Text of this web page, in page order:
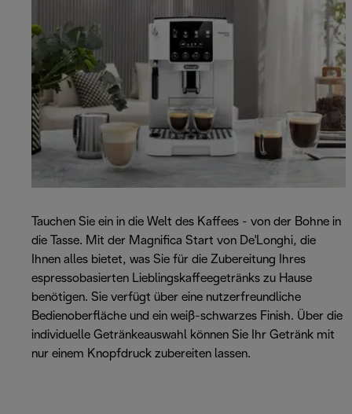
Tauchen Sie ein in die Welt des Kaffees - von der Bohne in
die Tasse. Mit der Magnifica Start von De'Longhi, die
Ihnen alles bietet, was Sie für die Zubereitung Ihres
espressobasierten Lieblingskaffeegetränks zu Hause
benötigen. Sie verfügt über eine nutzerfreundliche
Bedienoberfläche und ein weiß-schwarzes Finish. Über die
individuelle Getränkeauswahl können Sie Ihr Getränk mit
nur einem Knopfdruck zubereiten lassen.